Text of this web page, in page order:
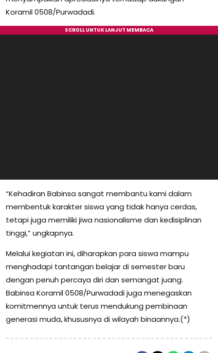
Koramil 0508/Purwadadi.
“Kehadiran Babinsa sangat membantu kami dalam
membentuk karakter siswa yang tidak hanya cerdas,
tetapi juga memiliki jiwa nasionalisme dan kedisiplinan
tinggi,” ungkapnya.
Melalui kegiatan ini, diharapkan para siswa mampu
menghadapi tantangan belajar di semester baru
dengan penuh percaya diri dan semangat juang.
Babinsa Koramil 0508/Purwadadi juga menegaskan
komitmennya untuk terus mendukung pembinaan
generasi muda, khususnya di wilayah binaannya.(*)